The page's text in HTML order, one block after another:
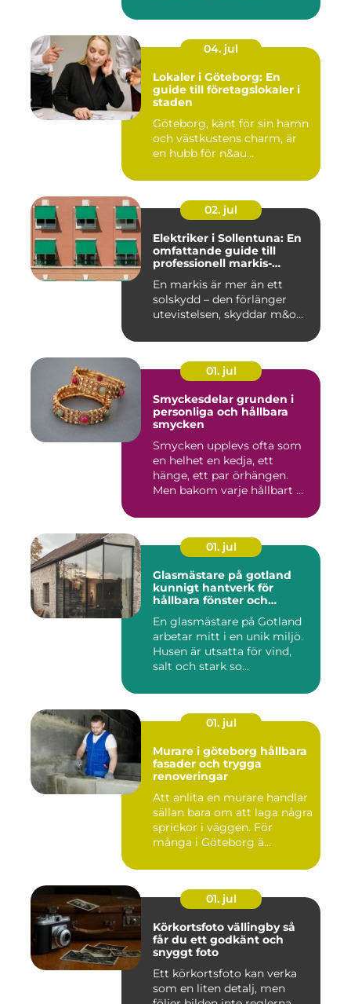
04. jul
Lokaler i Göteborg: En
guide till företagslokaler i
staden
Göteborg, känt för sin hamn
och västkustens charm, är
en hubb för n&au...
02. jul
Elektriker i Sollentuna: En
omfattande guide till
professionell markis-
En markis är mer än ett
solskydd – den förlänger
utevistelsen, skyddar m&o...
01. jul
Smyckesdelar grunden i
personliga och hållbara
smycken
Smycken upplevs ofta som
en helhet en kedja, ett
hänge, ett par örhängen.
Men bakom varje hållbart ...
01. jul
Glasmästare på gotland
kunnigt hantverk för
hållbara fönster och
En glasmästare på Gotland
arbetar mitt i en unik miljö.
Husen är utsatta för vind,
salt och stark so...
01. jul
Murare i göteborg hållbara
fasader och trygga
renoveringar
Att anlita en murare handlar
sällan bara om att laga några
sprickor i väggen. För
många i Göteborg ä...
01. jul
Körkortsfoto vällingby så
får du ett godkänt och
snyggt foto
Ett körkortsfoto kan verka
som en liten detalj, men